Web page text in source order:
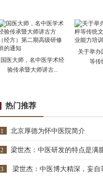
国医大师，名中医学术经
验传承暨大师讲古...
关于举办
等传
热门推荐
1 北京厚德为怀中医院简介
2 梁世杰：中医研发的特点是满
3 梁世杰：中医博大精深，妄自